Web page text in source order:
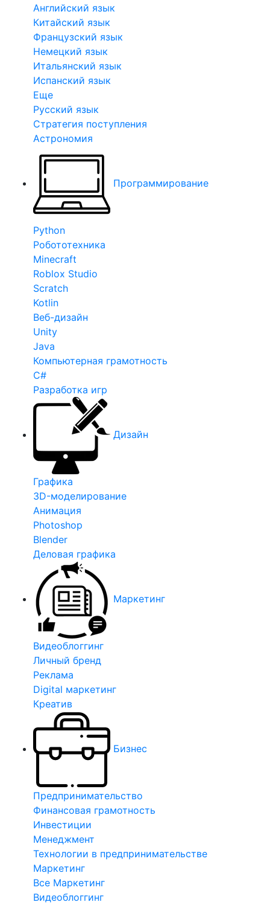
Английский язык
Китайский язык
Французский язык
Немецкий язык
Итальянский язык
Испанский язык
Еще
Русский язык
Стратегия поступления
Астрономия
Программирование
Python
Робототехника
Minecraft
Roblox Studio
Scratch
Kotlin
Веб-дизайн
Unity
Java
Компьютерная грамотность
C#
Разработка игр
Дизайн
Графика
3D-моделирование
Анимация
Photoshop
Blender
Деловая графика
Маркетинг
Видеоблоггинг
Личный бренд
Реклама
Digital маркетинг
Креатив
Бизнес
Предпринимательство
Финансовая грамотность
Инвестиции
Менеджмент
Технологии в предпринимательстве
Маркетинг
Все Маркетинг
Видеоблоггинг